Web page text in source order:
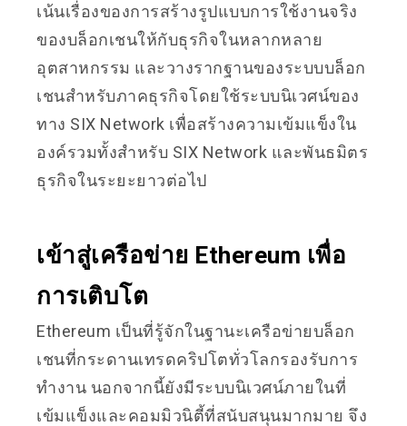
เน้นเรื่องของการสร้างรูปแบบการใช้งานจริง
ของบล็อกเชนให้กับธุรกิจในหลากหลาย
อุตสาหกรรม และวางรากฐานของระบบบล็อก
เชนสำหรับภาคธุรกิจโดยใช้ระบบนิเวศน์ของ
ทาง SIX Network เพื่อสร้างความเข้มแข็งใน
องค์รวมทั้งสำหรับ SIX Network และพันธมิตร
ธุรกิจในระยะยาวต่อไป
เข้าสู่เครือข่าย Ethereum เพื่อ
การเติบโต
Ethereum เป็นที่รู้จักในฐานะเครือข่ายบล็อก
เชนที่กระดานเทรดคริปโตทั่วโลกรองรับการ
ทำงาน นอกจากนี้ยังมีระบบนิเวศน์ภายในที่
เข้มแข็งและคอมมิวนิตี้ที่สนับสนุนมากมาย จึง